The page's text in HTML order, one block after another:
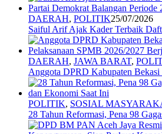
DAERAH, POLITIK25/07/2026
Saiful Arif Ajak Kader Terbaik
DAERAH, JAWA BARAT,
Anggota DPRD Kabupaten
POLITIK, SOSIAL
28 Tahun Reformasi, Pena 98